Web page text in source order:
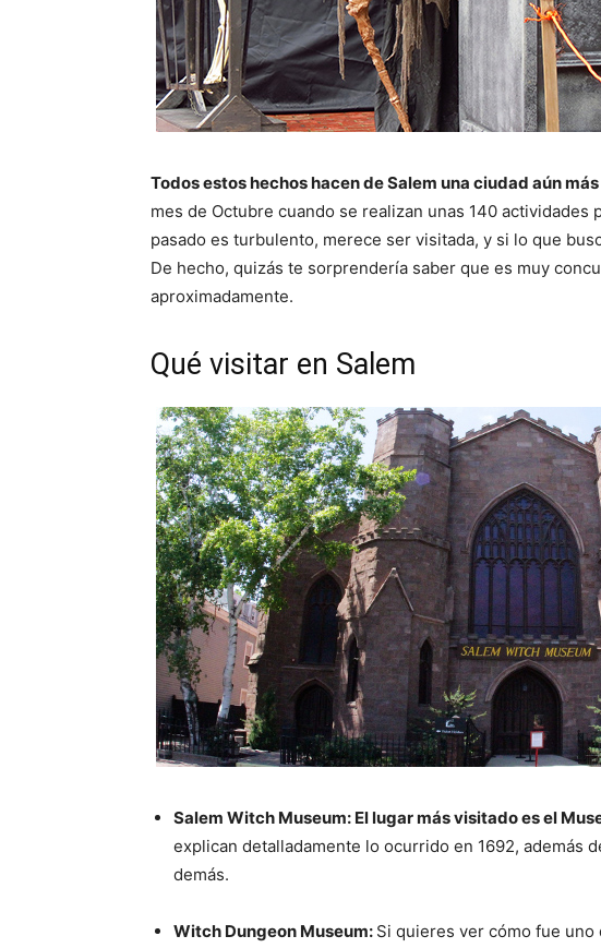
Todos estos hechos hacen de Salem una ciudad aún
mes de Octubre cuando se realizan unas 140 actividades
pasado es turbulento, merece ser visitada, y si lo que
De hecho, quizás te sorprendería saber que es muy
aproximadamente.
Qué visitar en Salem
Salem Witch Museum: El lugar más visitado es el
explican detalladamente lo ocurrido en 1692, además
demás.
Witch Dungeon Museum: Si quieres ver cómo fue